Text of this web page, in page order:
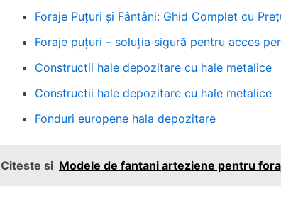
Foraje Puțuri și Fântâni: Ghid Complet cu
Foraje puțuri – soluția sigură pentru acces
Constructii hale depozitare cu hale metalice
Constructii hale depozitare cu hale metalice
Fonduri europene hala depozitare
Citeste si Modele de fantani arteziene pentru